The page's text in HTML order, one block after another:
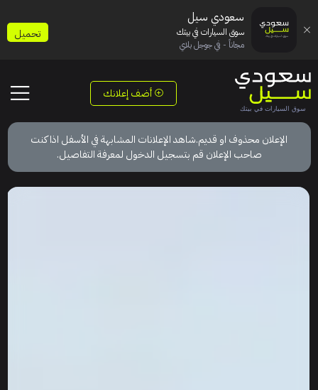
أضف إعلانك
الإعلان محذوف او قديم.شاهد الإعلانات المشابهة في الأسفل اذا كنت
صاحب الإعلان قم بتسجيل الدخول لمعرفة التفاصيل.
سعودي سيل
سوق السيارات في بيتك
مجاناً - في جوجل بلاي
تحميل